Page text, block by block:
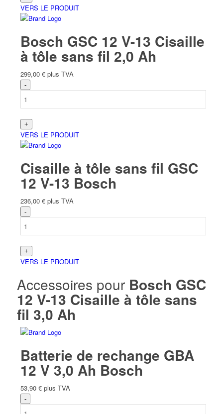
VERS LE PRODUIT
Bosch GSC 12 V-13 Cisaille
à tôle sans fil 2,0 Ah
299,00 € plus TVA
VERS LE PRODUIT
Cisaille à tôle sans fil GSC
12 V-13 Bosch
236,00 € plus TVA
VERS LE PRODUIT
Accessoires pourBosch GSC
12 V-13 Cisaille à tôle sans
fil 3,0 Ah
Batterie de rechange GBA
12 V 3,0 Ah Bosch
53,90 € plus TVA